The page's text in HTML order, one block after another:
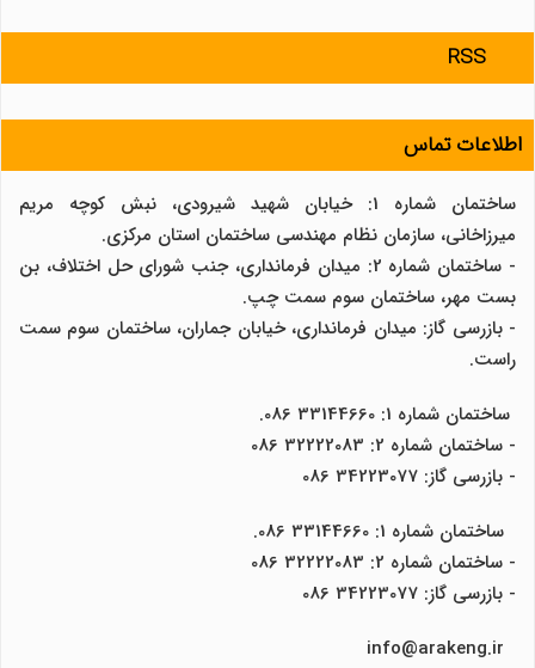
RSS
اطلاعات تماس
ساختمان شماره 1: خیابان شهید شیرودی، نبش کوچه مریم
میرزاخانی، سازمان نظام مهندسی ساختمان استان مرکزی.
- ساختمان شماره 2: میدان فرمانداری، جنب شورای حل اختلاف، بن
بست مهر، ساختمان سوم سمت چپ.
- بازرسی گاز: میدان فرمانداری، خیابان جماران، ساختمان سوم سمت
راست.
ساختمان شماره 1: 33144660 086.
- ساختمان شماره 2: 32222083 086
- بازرسی گاز: 34223077 086
ساختمان شماره 1: 33144660 086.
- ساختمان شماره 2: 32222083 086
- بازرسی گاز: 34223077 086